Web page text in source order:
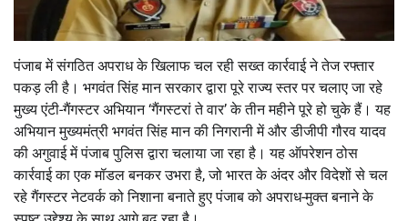
पंजाब में संगठित अपराध के खिलाफ चल रही सख्त कार्रवाई ने तेज रफ्तार
पकड़ ली है। भगवंत सिंह मान सरकार द्वारा पूरे राज्य स्तर पर चलाए जा रहे
मुख्य एंटी-गैंगस्टर अभियान ‘गैंगस्टरां ते वार’ के तीन महीने पूरे हो चुके हैं। यह
अभियान मुख्यमंत्री भगवंत सिंह मान की निगरानी में और डीजीपी गौरव यादव
की अगुवाई में पंजाब पुलिस द्वारा चलाया जा रहा है। यह ऑपरेशन ठोस
कार्रवाई का एक मॉडल बनकर उभरा है, जो भारत के अंदर और विदेशों से चल
रहे गैंगस्टर नेटवर्क को निशाना बनाते हुए पंजाब को अपराध-मुक्त बनाने के